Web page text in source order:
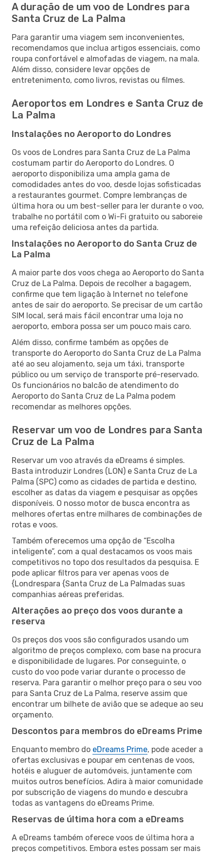
A duração de um voo de Londres para
Santa Cruz de La Palma
Para garantir uma viagem sem inconvenientes,
recomendamos que inclua artigos essenciais, como
roupa confortável e almofadas de viagem, na mala.
Além disso, considere levar opções de
entretenimento, como livros, revistas ou filmes.
Aeroportos em Londres e Santa Cruz de
La Palma
Instalações no Aeroporto do Londres
Os voos de Londres para Santa Cruz de La Palma
costumam partir do Aeroporto do Londres. O
aeroporto disponibiliza uma ampla gama de
comodidades antes do voo, desde lojas sofisticadas
a restaurantes gourmet. Compre lembranças de
última hora ou um best-seller para ler durante o voo,
trabalhe no portátil com o Wi-Fi gratuito ou saboreie
uma refeição deliciosa antes da partida.
Instalações no Aeroporto do Santa Cruz de
La Palma
A maior parte dos voos chega ao Aeroporto do Santa
Cruz de La Palma. Depois de recolher a bagagem,
confirme que tem ligação à Internet no telefone
antes de sair do aeroporto. Se precisar de um cartão
SIM local, será mais fácil encontrar uma loja no
aeroporto, embora possa ser um pouco mais caro.
Além disso, confirme também as opções de
transporte do Aeroporto do Santa Cruz de La Palma
até ao seu alojamento, seja um táxi, transporte
público ou um serviço de transporte pré-reservado.
Os funcionários no balcão de atendimento do
Aeroporto do Santa Cruz de La Palma podem
recomendar as melhores opções.
Reservar um voo de Londres para Santa
Cruz de La Palma
Reservar um voo através da eDreams é simples.
Basta introduzir Londres (LON) e Santa Cruz de La
Palma (SPC) como as cidades de partida e destino,
escolher as datas da viagem e pesquisar as opções
disponíveis. O nosso motor de busca encontra as
melhores ofertas entre milhares de combinações de
rotas e voos.
Também oferecemos uma opção de “Escolha
inteligente”, com a qual destacamos os voos mais
competitivos no topo dos resultados da pesquisa. E
pode aplicar filtros para ver apenas voos de
{Londrespara {Santa Cruz de La Palmadas suas
companhias aéreas preferidas.
Alterações ao preço dos voos durante a
reserva
Os preços dos voos são configurados usando um
algoritmo de preços complexo, com base na procura
e disponibilidade de lugares. Por conseguinte, o
custo do voo pode variar durante o processo de
reserva. Para garantir o melhor preço para o seu voo
para Santa Cruz de La Palma, reserve assim que
encontrar um bilhete de avião que se adeque ao seu
orçamento.
Descontos para membros do eDreams Prime
Enquanto membro do eDreams Prime, pode aceder a
ofertas exclusivas e poupar em centenas de voos,
hotéis e aluguer de automóveis, juntamente com
muitos outros benefícios. Adira à maior comunidade
por subscrição de viagens do mundo e descubra
todas as vantagens do eDreams Prime.
Reservas de última hora com a eDreams
A eDreams também oferece voos de última hora a
preços competitivos. Embora estes possam ser mais